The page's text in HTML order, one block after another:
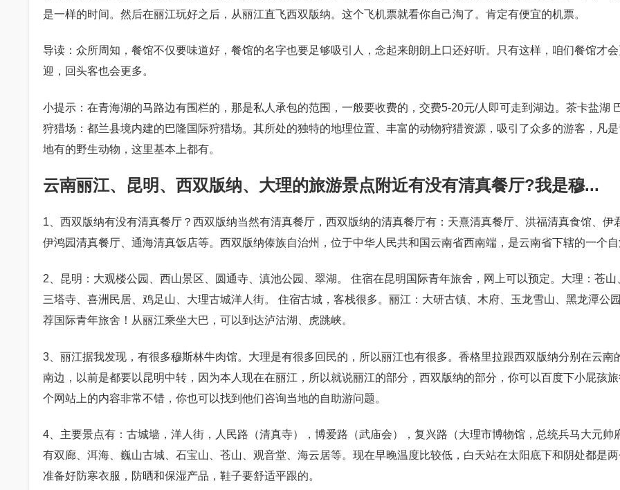
是一样的时间。然后在丽江玩好之后，从丽江直飞西双版纳。这个飞机票就看你自己淘了。肯定有便宜的机票。
导读：众所周知，餐馆不仅要味道好，餐馆的名字也要足够吸引人，念起来朗朗上口还好听。只有这样，咱们餐馆才
迎，回头客也会更多。
小提示：在青海湖的马路边有围栏的，那是私人承包的范围，一般要收费的，交费5-20元/人即可走到湖边。茶卡盐湖
狩猎场：都兰县境内建的巴隆国际狩猎场。其所处的独特的地理位置、丰富的动物狩猎资源，吸引了众多的游客，凡
地有的野生动物，这里基本上都有。
云南丽江、昆明、西双版纳、大理的旅游景点附近有没有清真餐厅?我是穆...
1、西双版纳有没有清真餐厅？西双版纳当然有清真餐厅，西双版纳的清真餐厅有：天熹清真餐厅、洪福清真食馆、伊
伊鸿园清真餐厅、通海清真饭店等。西双版纳傣族自治州，位于中华人民共和国云南省西南端，是云南省下辖的一个
2、昆明：大观楼公园、西山景区、圆通寺、滇池公园、翠湖。 住宿在昆明国际青年旅舍，网上可以预定。大理：苍山
三塔寺、喜洲民居、鸡足山、大理古城洋人街。 住宿古城，客栈很多。丽江：大研古镇、木府、玉龙雪山、黑龙潭公
荐国际青年旅舍！从丽江乘坐大巴，可以到达泸沽湖、虎跳峡。
3、丽江据我发现，有很多穆斯林牛肉馆。大理是有很多回民的，所以丽江也有很多。香格里拉跟西双版纳分别在云南
南边，以前是都要以昆明中转，因为本人现在在丽江，所以就说丽江的部分，西双版纳的部分，你可以百度下小屁孩
个网站上的内容非常不错，你也可以找到他们咨询当地的自助游问题。
4、主要景点有：古城墙，洋人街，人民路（清真寺），博爱路（武庙会），复兴路（大理市博物馆，总统兵马大元帅
有双廊、洱海、巍山古城、石宝山、苍山、观音堂、海云居等。现在早晚温度比较低，白天站在太阳底下和阴处都是
准备好防寒衣服，防晒和保湿产品，鞋子要舒适平跟的。